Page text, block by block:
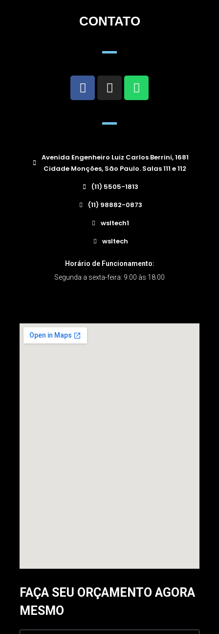
CONTATO
Avenida Engenheiro Luiz Carlos Berrini, 1681
Cidade Monções, São Paulo. Salas 111 e 112
(11) 5505-1813
(11) 98882-0873
wsltech1
wsltech
Horário de Funcionamento:
Segunda a sexta-feira: 9:00 às 18:00
FAÇA SEU ORÇAMENTO AGORA
MESMO